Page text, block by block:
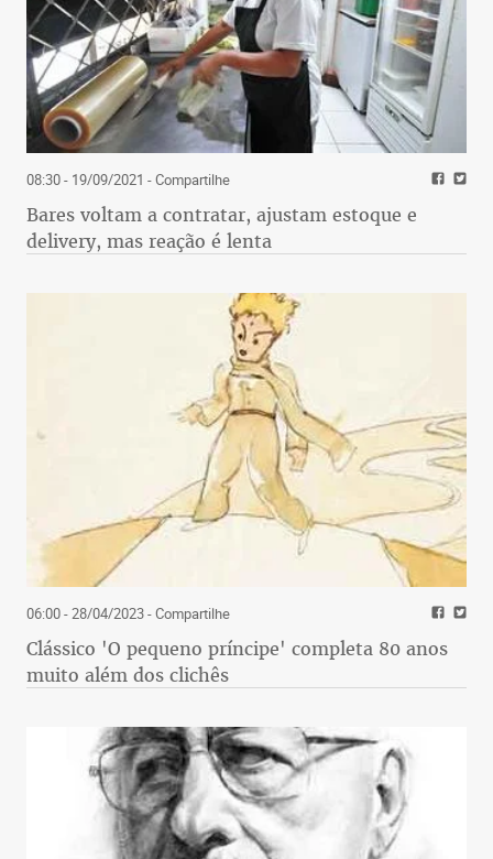
08:30 - 19/09/2021 - Compartilhe
Bares voltam a contratar, ajustam estoque e
delivery, mas reação é lenta
06:00 - 28/04/2023- Compartilhe
Clássico 'O pequeno príncipe' completa 80 anos
muito além dos clichês